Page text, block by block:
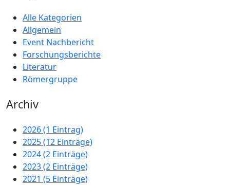
Alle Kategorien
Allgemein
Event Nachbericht
Forschungsberichte
Literatur
Römergruppe
Archiv
2026 (1 Eintrag)
2025 (12 Einträge)
2024 (2 Einträge)
2023 (2 Einträge)
2021 (5 Einträge)